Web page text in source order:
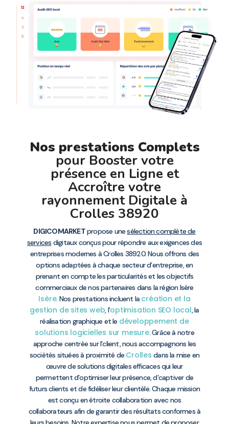
Nos prestations Complets
pour Booster votre
présence en Ligne et
Accroître votre
rayonnement Digitale à
Crolles 38920
DIGICOMARKETpropose unesélection complète de
services digitaux conçus pour répondre aux exigences des
entreprises modernes à Crolles 38920. Nous offrons des
options adaptées à chaque secteur d’entreprise, en
prenant en compte les particularités et les objectifs
commerciaux de nos partenaires dans la région Isère
Isère. Nos prestations incluent la création et la
gestion de sites web, l’optimisation SEO local, la
réalisation graphique et le développement de
solutions logicielles sur mesure. Grâce à notre
approche centrée sur l’client, nous accompagnons les
sociétés situées à proximité de Crolles dans la mise en
œuvre de solutions digitales efficaces qui leur
permettent d’optimiser leur présence, d’captiver de
futurs clients et de fidéliser leur clientèle. Chaque mission
est conçu en étroite collaboration avec nos
collaborateurs afin de garantir des résultats conformes à